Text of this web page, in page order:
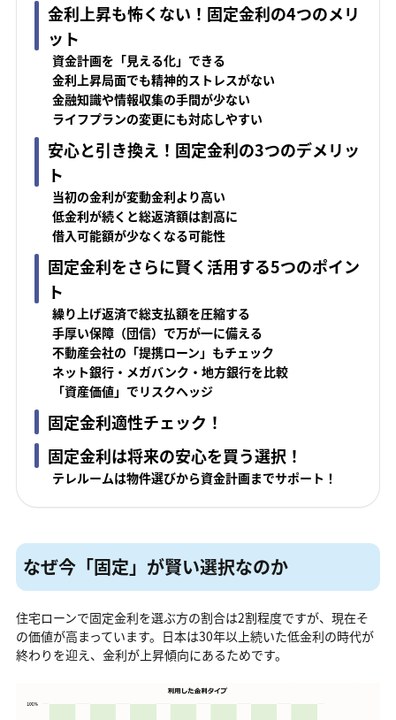
金利上昇も怖くない！固定金利の4つのメリ
ット
資金計画を「見える化」できる
金利上昇局面でも精神的ストレスがない
金融知識や情報収集の手間が少ない
ライフプランの変更にも対応しやすい
安心と引き換え！固定金利の3つのデメリッ
ト
当初の金利が変動金利より高い
低金利が続くと総返済額は割高に
借入可能額が少なくなる可能性
固定金利をさらに賢く活用する5つのポイン
ト
繰り上げ返済で総支払額を圧縮する
手厚い保障（団信）で万が一に備える
不動産会社の「提携ローン」もチェック
ネット銀行・メガバンク・地方銀行を比較
「資産価値」でリスクヘッジ
固定金利適性チェック！
固定金利は将来の安心を買う選択！
テレルームは物件選びから資金計画までサポート！
なぜ今「固定」が賢い選択なのか
住宅ローンで固定金利を選ぶ方の割合は2割程度ですが、現在そ
の価値が高まっています。日本は30年以上続いた低金利の時代が
終わりを迎え、金利が上昇傾向にあるためです。